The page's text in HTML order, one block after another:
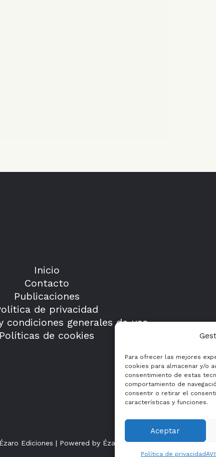
Para ofrecer las mejores
cookies para almacenar y/o
consentimiento de estas
comportamiento de
consentir o retirar el
características y funciones.
Aceptar
Política de privacidad
Inicio
Contacto
Publicaciones
de privacidad
condiciones generales de uso
Políticas de cookies
Ediciones | Powered by Ézaro Ediciones